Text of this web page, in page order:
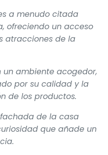
a menudo citada
ofreciendo un acceso
atracciones de la
un ambiente acogedor,
por su calidad y la
de los productos.
de la casa
que añade un